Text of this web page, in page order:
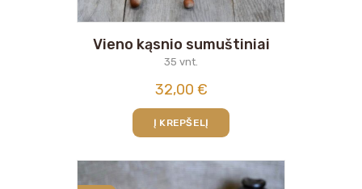
Vieno kąsnio sumuštiniai
35 vnt.
32,00 €
Į KREPŠELĮ